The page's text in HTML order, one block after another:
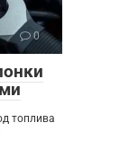
0
топлива